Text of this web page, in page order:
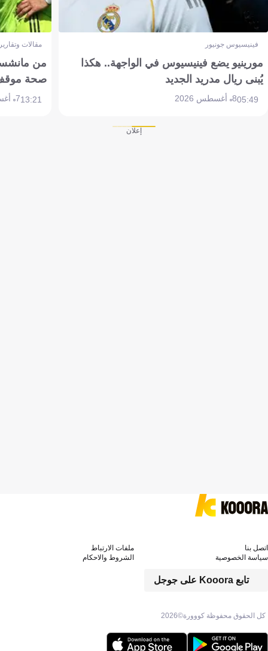
فينيسيوس جونيور
مورينيو يضع فينيسيوس في الواجهة.. هكذا
يُبنى ريال مدريد الجديد
05:498 أغسطس 2026
مقالات
من
صحة موقف
13:217 أغسطس 2026
إعلان
كل الحقوق محفوظة كووورة©2026
تابع Kooora على جوجل
اتصل بنا
ملفات الارتباط
سياسة الخصوصية
الشروط والاحكام